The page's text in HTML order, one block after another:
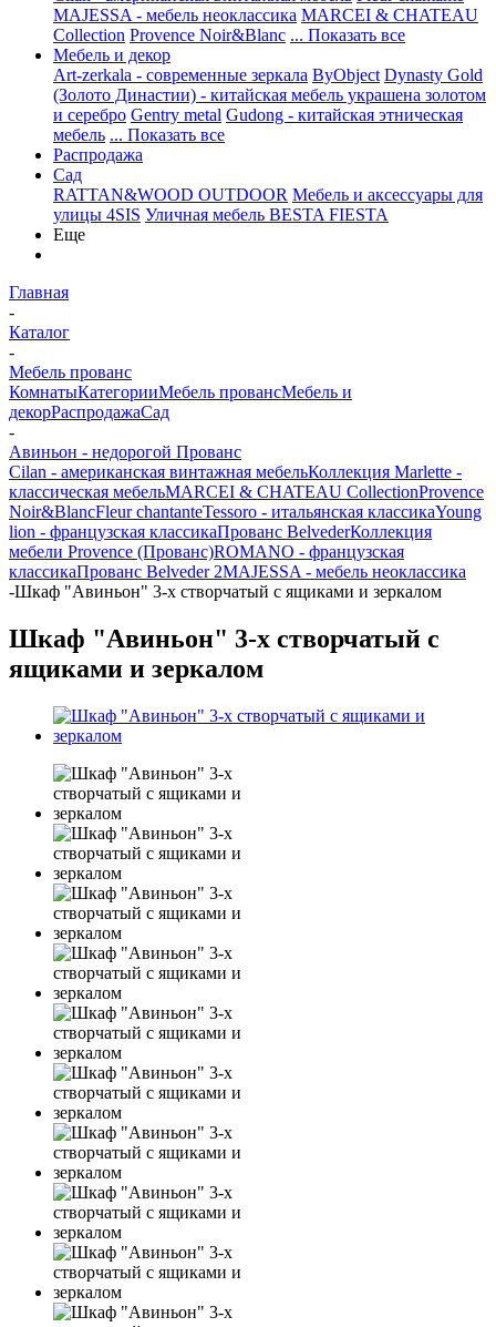
MAJESSA - мебель неоклассика MARCEI & CHATEAU
Collection Provence Noir&Blanc ... Показать все
Мебель и декор
Art-zerkala - современные зеркала ByObject Dynasty Gold
(Золото Династии) - китайская мебель украшена золотом
и серебро Gentry metal Gudong - китайская этническая
мебель ... Показать все
Распродажа
Сад
RATTAN&WOOD OUTDOOR Мебель и аксессуары для
улицы 4SIS Уличная мебель BESTA FIESTA
Еще
Главная
-
Каталог
-
Мебель прованс
КомнатыКатегорииМебель провансМебель и
декорРаспродажаСад
-
Авиньон - недорогой Прованс
Cilan - американская винтажная мебельКоллекция Marlette -
классическая мебельMARCEI & CHATEAU CollectionProvence
Noir&BlancFleur chantanteTessoro - итальянская классикаYoung
lion - французская классикаПрованс BelvederКоллекция
мебели Provence (Прованс)ROMANO - французская
классикаПрованс Belveder 2MAJESSA - мебель неоклассика
-Шкаф "Авиньон" 3-х створчатый с ящиками и зеркалом
Шкаф "Авиньон" 3-х створчатый с
ящиками и зеркалом